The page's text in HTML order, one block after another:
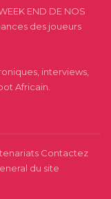
END DE NOS
des joueurs
interviews,
Africain.
Contactez
du site